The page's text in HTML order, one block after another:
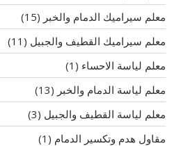
معلم سيراميك الدمام والخبر (15)
معلم سيراميك القطيف والجبيل (11)
معلم لياسة الاحساء (1)
معلم لياسة الدمام والخبر (13)
معلم لياسة القطيف والجبيل (3)
مقاول هدم وتكسير الدمام (1)